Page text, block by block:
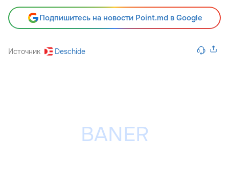
Подпишитесь на новости Point.md в Google
Источник Deschide